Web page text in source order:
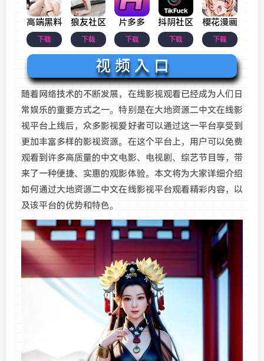
高端黑料
下载
狼友社区
下载
片多多
下载
抖阴社区
下载
樱花漫画
下载
视 频 入 口
随着网络技术的不断发展，在线影视观看已经成为人们日
常娱乐的重要方式之一。特别是在大地资源二中文在线影
视平台上线后，众多影视爱好者可以通过这一平台享受到
更加丰富多样的影视资源。在这个平台上，用户可以免费
观看到许多高质量的中文电影、电视剧、综艺节目等，带
来了一种便捷、实惠的观影体验。本文将为大家详细介绍
如何通过大地资源二中文在线影视平台观看精彩内容，以
及该平台的优势和特色。